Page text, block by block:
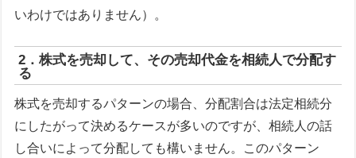
いわけではありません）。
2．株式を売却して、その売却代金を相続人で分配す
る
株式を売却するパターンの場合、分配割合は法定相続分
にしたがって決めるケースが多いのですが、相続人の話
し合いによって分配しても構いません。このパターン